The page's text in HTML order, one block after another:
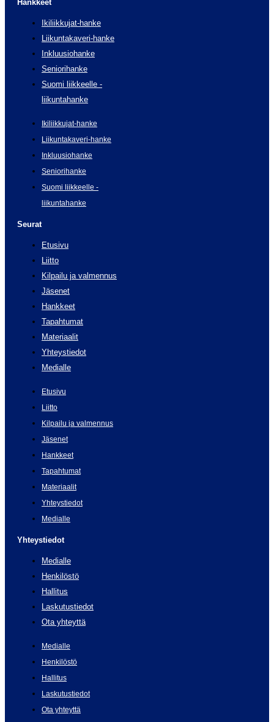
Hankkeet
Ikiliikkujat-hanke
Liikuntakaveri-hanke
Inkluusiohanke
Seniorihanke
Suomi liikkeelle -
liikuntahanke
Ikiliikkujat-hanke
Liikuntakaveri-hanke
Inkluusiohanke
Seniorihanke
Suomi liikkeelle -
liikuntahanke
Seurat
Etusivu
Liitto
Kilpailu ja valmennus
Jäsenet
Hankkeet
Tapahtumat
Materiaalit
Yhteystiedot
Medialle
Etusivu
Liitto
Kilpailu ja valmennus
Jäsenet
Hankkeet
Tapahtumat
Materiaalit
Yhteystiedot
Medialle
Yhteystiedot
Medialle
Henkilöstö
Hallitus
Laskutustiedot
Ota yhteyttä
Medialle
Henkilöstö
Hallitus
Laskutustiedot
Ota yhteyttä